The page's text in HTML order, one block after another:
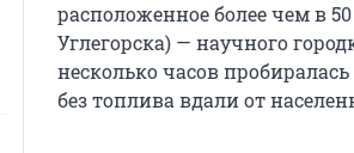
расположенное более чем в
Углегорска) — научного
несколько часов
без топлива вдали от